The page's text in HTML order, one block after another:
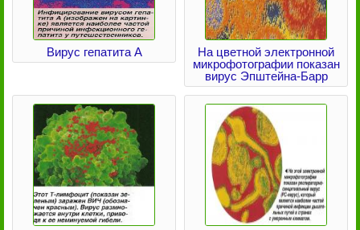
Вирус гепатита А
На цветной электронной
микрофотографии показан
вирус Эпштейна-Барр